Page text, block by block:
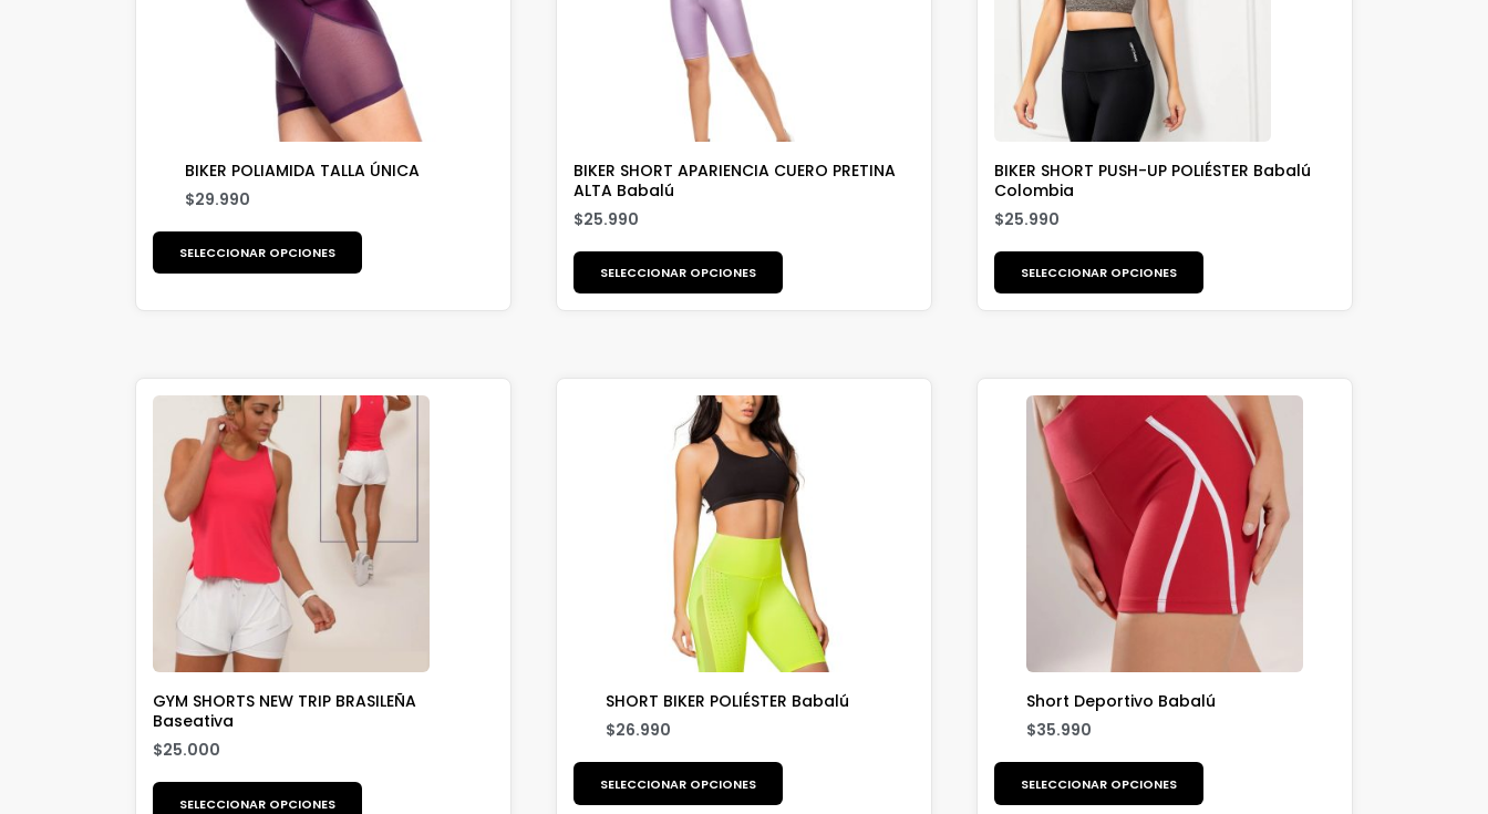
BIKER POLIAMIDA TALLA ÚNICA
$29.990
SELECCIONAR OPCIONES
BIKER SHORT APARIENCIA CUERO PRETINA
ALTA Babalú
$25.990
SELECCIONAR OPCIONES
BIKER SHORT PUSH-UP POLIÉSTER Babalú
Colombia
$25.990
SELECCIONAR OPCIONES
GYM SHORTS NEW TRIP BRASILEÑA
Baseativa
$25.000
SELECCIONAR OPCIONES
SHORT BIKER POLIÉSTER Babalú
$26.990
SELECCIONAR OPCIONES
Short Deportivo Babalú
$35.990
SELECCIONAR OPCIONES